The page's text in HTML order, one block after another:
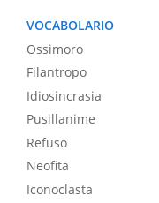
VOCABOLARIO
Ossimoro
Filantropo
Idiosincrasia
Pusillanime
Refuso
Neofita
Iconoclasta